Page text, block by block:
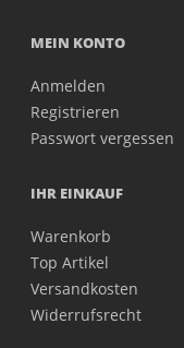
MEIN KONTO
Anmelden
Registrieren
Passwort vergessen
IHR EINKAUF
Warenkorb
Top Artikel
Versandkosten
Widerrufsrecht